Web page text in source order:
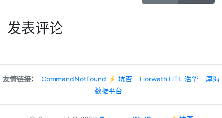
发表评论
友情链接： CommandNotFound ⚡️ 坑否 Horwath HTL 浩华
厚海
数据平台